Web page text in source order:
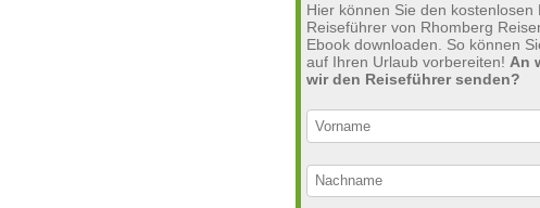
Hier können Sie den kostenlosen
Reiseführer von Rhomberg
Ebook downloaden. So können
auf Ihren Urlaub vorbereiten! An
wir den Reiseführer senden?